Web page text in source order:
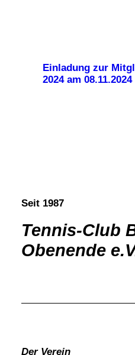
Einladung zur
2024 am
Seit 1987
Tennis-Club
Obenende
Der Verein